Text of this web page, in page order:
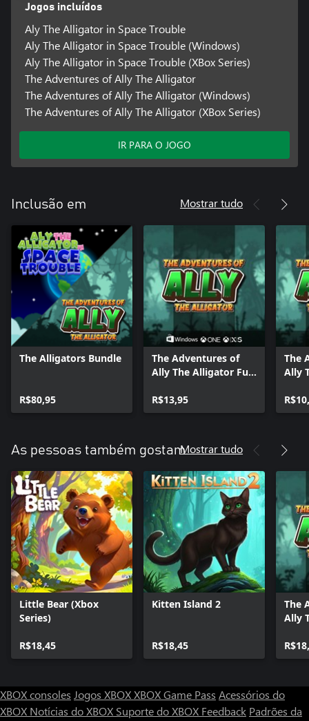
Jogos incluídos
Aly The Alligator in Space Trouble
Aly The Alligator in Space Trouble (Windows)
Aly The Alligator in Space Trouble (XBox Series)
The Adventures of Ally The Alligator
The Adventures of Ally The Alligator (Windows)
The Adventures of Ally The Alligator (XBox Series)
IR PARA O JOGO
Inclusão em Mostrar tudo
The Alligators Bundle
R$80,95
The Adventures of
Ally The Alligator Full
R$13,95
The
Ally
As pessoas também gostamMostrar tudo
Little Bear (Xbox
Series)
R$18,45
Kitten Island 2
R$18,45
The
Ally
XBOX consoles Jogos XBOXXBOX Game Pass Acessórios do
XBOX Notícias do XBOX Suporte do XBOX Feedback Padrões da